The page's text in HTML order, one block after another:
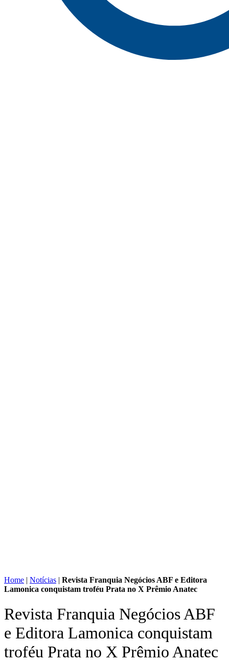
Home | Notícias | Revista Franquia Negócios ABF e Editora
Lamonica conquistam troféu Prata no X Prêmio Anatec
Revista Franquia Negócios ABF
e Editora Lamonica conquistam
troféu Prata no X Prêmio Anatec